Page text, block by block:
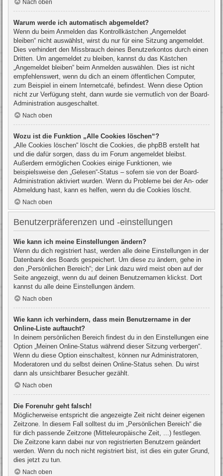
Nach oben
Warum werde ich automatisch abgemeldet?
Wenn du beim Anmelden das Kontrollkästchen „Angemeldet
bleiben“ nicht auswählst, wirst du nur für eine Sitzung angemeldet.
Dies verhindert den Missbrauch deines Benutzerkontos durch einen
Dritten. Um angemeldet zu bleiben, kannst du das Kästchen
„Angemeldet bleiben“ beim Anmelden auswählen. Dies ist nicht
empfehlenswert, wenn du dich an einem öffentlichen Computer,
zum Beispiel in einem Internetcafé, befindest. Wenn diese Option
nicht zur Verfügung steht, dann wurde sie vermutlich von der Board-
Administration ausgeschaltet.
Nach oben
Wozu ist die Funktion „Alle Cookies löschen“?
„Alle Cookies löschen“ löscht die Cookies, die phpBB erstellt hat
und die dafür sorgen, dass du im Forum angemeldet bleibst.
Außerdem ermöglichen Cookies einige Funktionen, wie
beispielsweise den „Gelesen“-Status – sofern sie von der Board-
Administration aktiviert wurden. Wenn du Probleme bei der An- oder
Abmeldung hast, kann es helfen, wenn du die Cookies löscht.
Nach oben
Benutzerpräferenzen und -einstellungen
Wie kann ich meine Einstellungen ändern?
Wenn du dich registriert hast, werden alle deine Einstellungen in der
Datenbank des Boards gespeichert. Um diese zu ändern, gehe in
den „Persönlichen Bereich“; der Link dazu wird meist oben auf der
Seite angezeigt, wenn du auf deinen Benutzernamen klickst. Dort
kannst du alle deine Einstellungen ändern.
Nach oben
Wie kann ich verhindern, dass mein Benutzername in der
Online-Liste auftaucht?
In deinem persönlichen Bereich findest du in den Einstellungen eine
Option „Meinen Online-Status während dieser Sitzung verbergen“.
Wenn du diese Option einschaltest, können nur Administratoren,
Moderatoren und du selbst deinen Online-Status sehen. Du wirst
dann als unsichtbarer Besucher gezählt.
Nach oben
Die Forenuhr geht falsch!
Möglicherweise entspricht die angezeigte Zeit nicht deiner eigenen
Zeitzone. In diesem Fall solltest du im „Persönlichen Bereich“ die
für dich passende Zeitzone (Mitteleuropäische Zeit, ...) festlegen.
Die Zeitzone kann dabei nur von registrierten Benutzern geändert
werden. Wenn du noch nicht registriert bist, ist dies ein guter Grund,
dies jetzt zu tun.
Nach oben